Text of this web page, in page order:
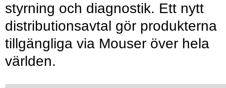
styrning och diagnostik. Ett nytt
distributionsavtal gör produkterna
tillgängliga via Mouser över hela
världen.